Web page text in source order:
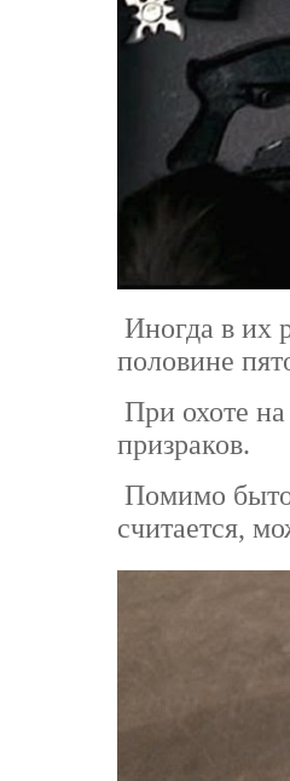
Иногда в их
половине
При охоте на
призраков.
Помимо
считается,